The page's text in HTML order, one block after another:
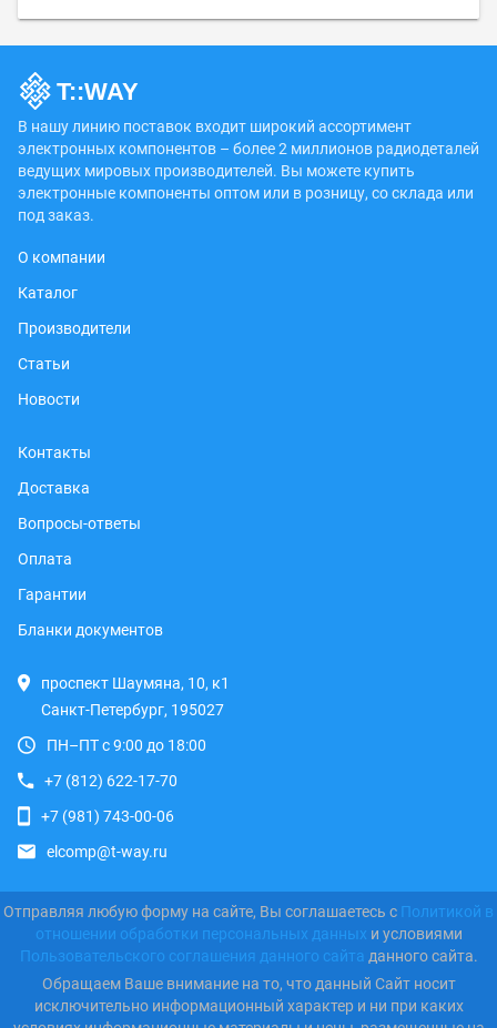
В нашу линию поставок входит широкий ассортимент
электронных компонентов – более 2 миллионов радиодеталей
ведущих мировых производителей. Вы можете купить
электронные компоненты оптом или в розницу, со склада или
под заказ.
О компании
Каталог
Производители
Статьи
Новости
Контакты
Доставка
Вопросы-ответы
Оплата
Гарантии
Бланки документов
проспект Шаумяна, 10, к1
Санкт-Петербург, 195027
ПН–ПТ с 9:00 до 18:00
+7 (812) 622-17-70
+7 (981) 743-00-06
elcomp@t-way.ru
Отправляя любую форму на сайте, Вы соглашаетесь с Политикой в
отношении обработки персональных данных и условиями
Пользовательского соглашения данного сайта данного сайта.
Обращаем Ваше внимание на то, что данный Сайт носит
исключительно информационный характер и ни при каких